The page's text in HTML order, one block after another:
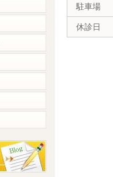
駐車場
休診日